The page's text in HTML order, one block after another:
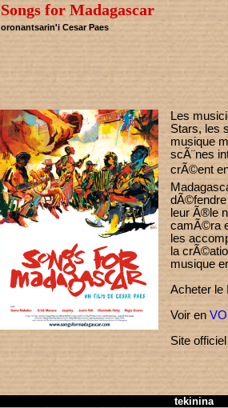
Songs for Madagascar
oronantsarin'i Cesar Paes
Les
Stars, les
musique
scÃ¨nes
crÃ©ent
leur Ã®le
camÃ©ra
les
la
musique
Acheter le
Voir en
Site
tekinina